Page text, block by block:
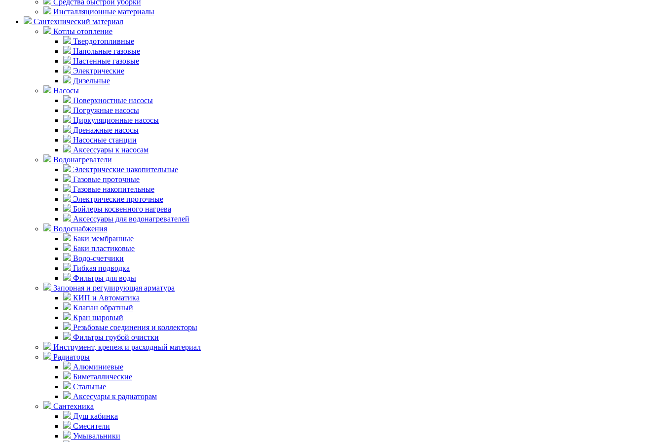
Инсталляционные материалы
Сантехнический материал
Котлы отопление
Твердотопливные
Напольные газовые
Настенные газовые
Электрические
Дизельные
Насосы
Поверхностные насосы
Погружные насосы
Циркуляционные насосы
Дренажные насосы
Насосные станции
Аксессуары к насосам
Водонагреватели
Электрические накопительные
Газовые проточные
Газовые накопительные
Электрические проточные
Бойлеры косвенного нагрева
Аксессуары для водонагревателей
Водоснабжения
Баки мембранные
Баки пластиковые
Водо-счетчики
Гибкая подводка
Фильтры для воды
Запорная и регулирующая арматура
КИП и Автоматика
Клапан обратный
Кран шаровый
Резьбовые соединения и коллекторы
Фильтры грубой очистки
Инструмент, крепеж и расходный материал
Радиаторы
Алюминиевые
Биметаллические
Стальные
Аксесуары к радиаторам
Сантехника
Душ кабинка
Смесители
Умывальники